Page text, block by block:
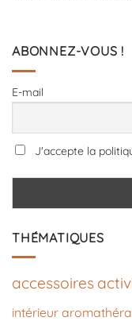
ABONNEZ-VOUS !
E-mail
J'accepte la
THÉMATIQUES
accessoires
intérieur